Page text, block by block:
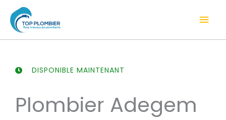
contenu
DISPONIBLE MAINTENANT
Plombier Adegem